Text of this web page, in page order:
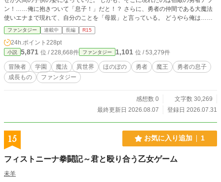
ン！……俺に抱きついて「息子！」だと！？ さらに、勇者の仲間である大魔法
使いエナまで現れて、自分のことを「母親」と言っている。 どうやら俺は……
宿敵・勇者の息子に転生してしまったらしい。 最強魔王が、よりによって勇者
の家族の一員に？ 嘘だ！嘘だ！嘘だ！嘘だ！嘘だ！
ファンタジー 連載中 長編 R15
24h.ポイント 228pt
小説 5,871 位 / 228,668件 ファンタジー 1,101 位 / 53,279件
冒険者 学園 魔法 異世界 ほのぼの 勇者 魔王
勇者の息子
成長もの
ファンタジー
感想数 0
文字数 30,269
最終更新日 2026.08.07
登録日 2026.07.31
15 お気に入り追加 1
フィストニーナ拳闘記～君と殴り合う乙女ゲーム
未羊